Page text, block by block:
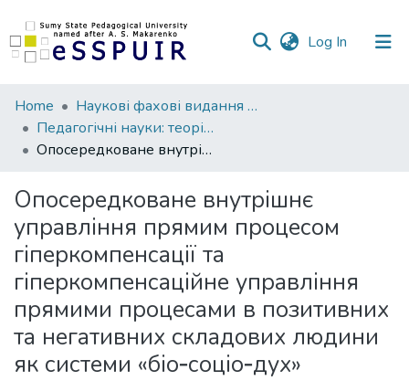
Log In (current)
Communities
&
Collections
Statistics
Home
Наукові фахові видання СумДПУ
Педагогічні науки: теорія, історія, інноваційні технології
Опосередковане внутрішнє управління прямим процесом гіперкомпенсації та гіперкомпенсаційне управління прямими процесами в позитивних та негативних складових людини як системи «біо‐соціо‐дух»
Опосередковане внутрішнє
управління прямим процесом
гіперкомпенсації та
гіперкомпенсаційне управління
прямими процесами в позитивних
та негативних складових людини
як системи «біо‐соціо‐дух»